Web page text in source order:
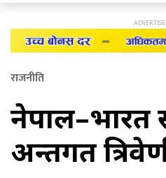
राजनीति
नेपाल–भारत
अन्तर्गत